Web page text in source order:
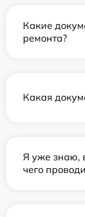
Какие
ремонта?
Какая
Я уже знаю,
чего